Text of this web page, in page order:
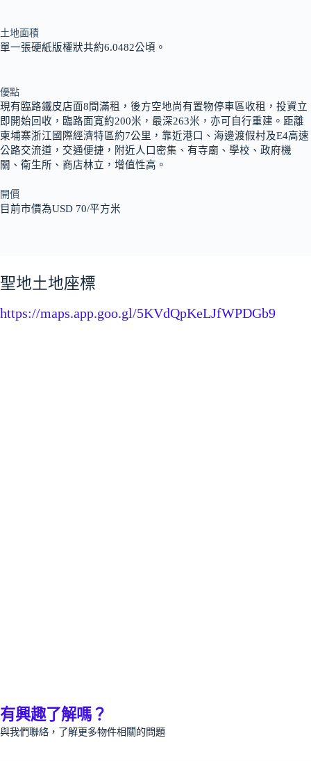
土地面積
單一張硬紙版權狀共約6.0482公頃。
優點
現有臨路鐵皮店面8間滿租，後方空地尚有置物停車區收租，投資立
即開始回收，臨路面寬約200米，最深263米，亦可自行重建。距離
柬埔寨浙江國際經濟特區約7公里，靠近港口、海邊渡假村及E4高速
公路交流道，交通便捷，附近人口密集、有寺廟、學校、政府機
關、衛生所、商店林立，增值性高。
開價
目前市價為USD 70/平方米
聖地土地座標
https://maps.app.goo.gl/5KVdQpKeLJfWPDGb9
有興趣了解嗎？
與我們聯絡，了解更多物件相關的問題